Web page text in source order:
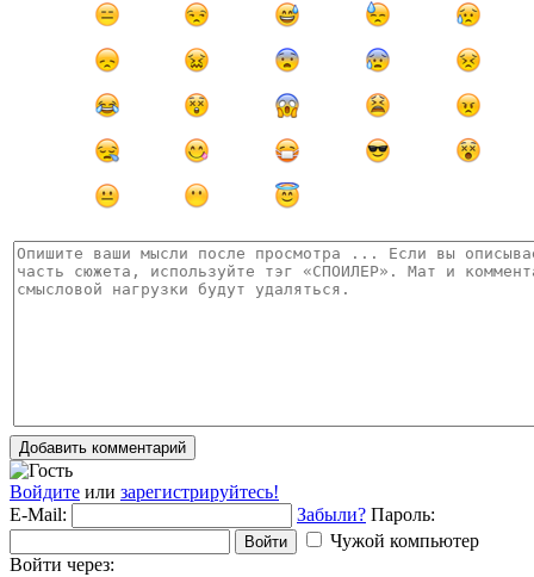
Добавить комментарий
Войдите или зарегистрируйтесь!
E-Mail:
Забыли? Пароль:
Войти
Чужой компьютер
Войти через: